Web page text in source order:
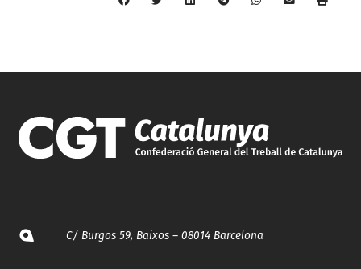
C/ Burgos 59, Baixos – 08014 Barcelona